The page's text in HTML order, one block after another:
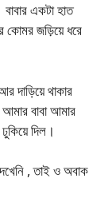
একটা হাত
জড়িয়ে ধরে
দাড়িয়ে থাকার
বাবা আমার
দিল।
, তাই ও অবাক